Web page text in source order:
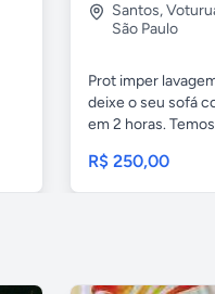
Santos,
São Paulo
Prot imper
deixe o seu sofá
em 2 horas.
R$ 250,00